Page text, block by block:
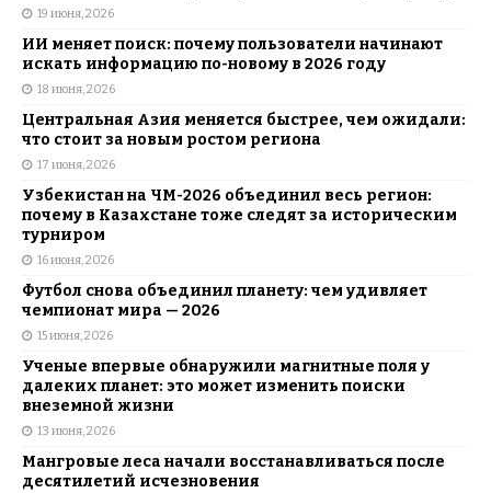
19 июня, 2026
ИИ меняет поиск: почему пользователи начинают
искать информацию по-новому в 2026 году
18 июня, 2026
Центральная Азия меняется быстрее, чем ожидали:
что стоит за новым ростом региона
17 июня, 2026
Узбекистан на ЧМ-2026 объединил весь регион:
почему в Казахстане тоже следят за историческим
турниром
16 июня, 2026
Футбол снова объединил планету: чем удивляет
чемпионат мира — 2026
15 июня, 2026
Ученые впервые обнаружили магнитные поля у
далеких планет: это может изменить поиски
внеземной жизни
13 июня, 2026
Мангровые леса начали восстанавливаться после
десятилетий исчезновения